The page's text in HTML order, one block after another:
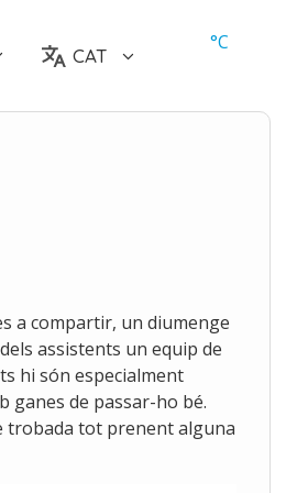
CAT
°C
a compartir, un diumenge
assistents un equip de
hi són especialment
ganes de passar-ho bé.
trobada tot prenent alguna